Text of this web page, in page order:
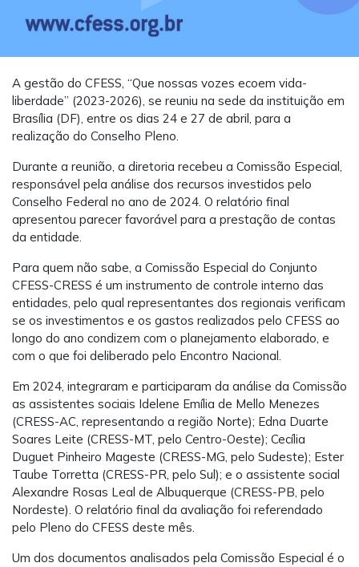
A gestão do CFESS, “Que nossas vozes ecoem vida-
liberdade” (2023-2026), se reuniu na sede da instituição em
Brasília (DF), entre os dias 24 e 27 de abril, para a
realização do Conselho Pleno.
Durante a reunião, a diretoria recebeu a Comissão Especial,
responsável pela análise dos recursos investidos pelo
Conselho Federal no ano de 2024. O relatório final
apresentou parecer favorável para a prestação de contas
da entidade.
Para quem não sabe, a Comissão Especial do Conjunto
CFESS-CRESS é um instrumento de controle interno das
entidades, pelo qual representantes dos regionais verificam
se os investimentos e os gastos realizados pelo CFESS ao
longo do ano condizem com o planejamento elaborado, e
com o que foi deliberado pelo Encontro Nacional.
Em 2024, integraram e participaram da análise da Comissão
as assistentes sociais Idelene Emília de Mello Menezes
(CRESS-AC, representando a região Norte); Edna Duarte
Soares Leite (CRESS-MT, pelo Centro-Oeste); Cecília
Duguet Pinheiro Mageste (CRESS-MG, pelo Sudeste); Ester
Taube Torretta (CRESS-PR, pelo Sul); e o assistente social
Alexandre Rosas Leal de Albuquerque (CRESS-PB, pelo
Nordeste). O relatório final da avaliação foi referendado
pelo Pleno do CFESS deste mês.
Um dos documentos analisados pela Comissão Especial é o